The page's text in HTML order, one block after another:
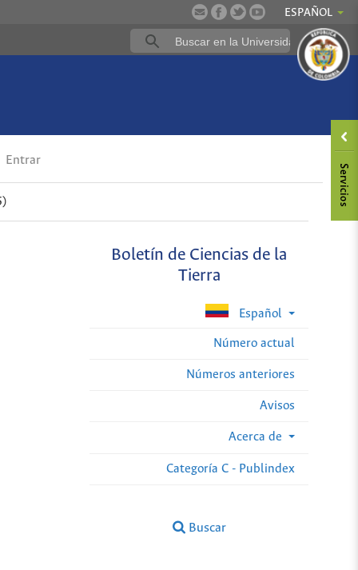
ESPAÑOL
Entrar
Boletín de Ciencias de la
Tierra
Español
Número actual
Números anteriores
Avisos
Acerca de
Categoría C - Publindex
Buscar